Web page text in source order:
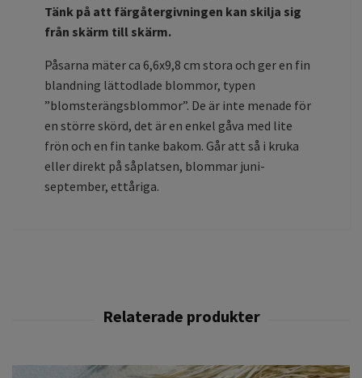
Tänk på att färgåtergivningen kan skilja sig
från skärm till skärm.
Påsarna mäter ca 6,6x9,8 cm stora och ger en fin
blandning lättodlade blommor, typen
”blomsterängsblommor”. De är inte menade för
en större skörd, det är en enkel gåva med lite
frön och en fin tanke bakom. Går att så i kruka
eller direkt på såplatsen, blommar juni-
september, ettåriga.